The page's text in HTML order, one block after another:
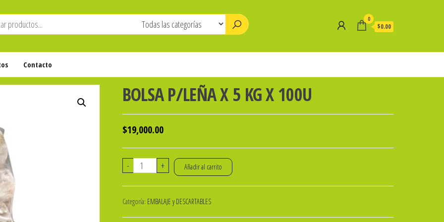
0
$0.00
Contacto
BOLSA P/LEÑA X 5 KG X 100U
$19,000.00
-
BOLSA
5
+ Añadir al carrito
Categoría: EMBALAJE y DESCARTABLES